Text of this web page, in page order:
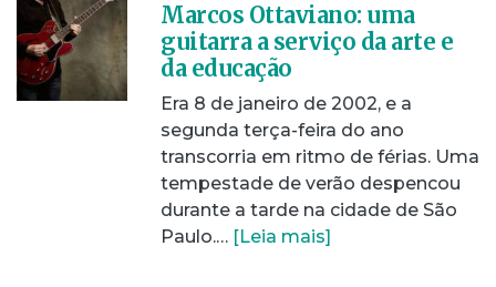
Marcos Ottaviano: uma
guitarra a serviço da arte e
da educação
Era 8 de janeiro de 2002, e a
segunda terça-feira do ano
transcorria em ritmo de férias. Uma
tempestade de verão despencou
durante a tarde na cidade de São
Paulo.… [Leia mais]